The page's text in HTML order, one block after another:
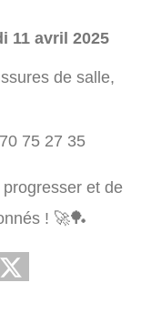
11 avril 2025
de salle,
75 27 35
et de
! 🚀🏓